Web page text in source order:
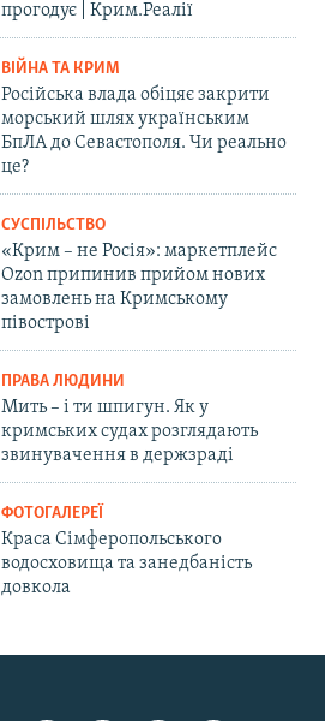
прогодує | Крим.Реалії
ВІЙНА ТА КРИМ
Російська влада обіцяє закрити
морський шлях українським
БпЛА до Севастополя. Чи реально
це?
СУСПІЛЬСТВО
«Крим – не Росія»: маркетплейс
Ozon припинив прийом нових
замовлень на Кримському
півострові
ПРАВА ЛЮДИНИ
Мить – і ти шпигун. Як у
кримських судах розглядають
звинувачення в держзраді
ФОТОГАЛЕРЕЇ
Краса Сімферопольського
водосховища та занедбаність
довкола